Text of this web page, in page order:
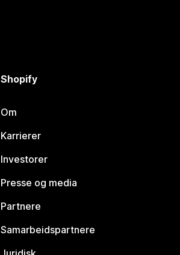
Shopify
Om
Karrierer
Investorer
Presse og media
Partnere
Samarbeidspartnere